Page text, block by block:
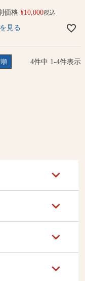
価格 ¥10,000税込
見る
4件中 1-4件表示